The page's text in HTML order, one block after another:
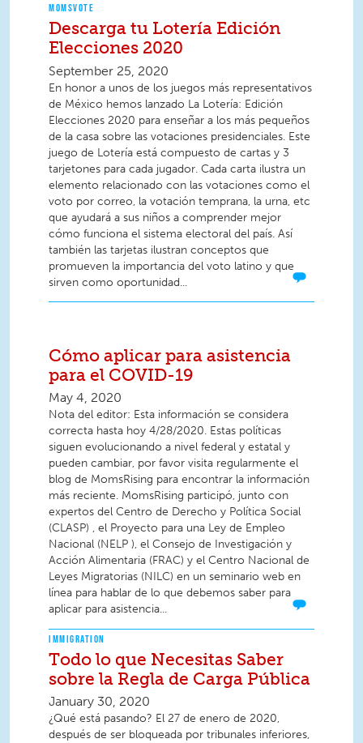
MOMSVOTE
Descarga tu Lotería Edición
Elecciones 2020
September 25, 2020
En honor a unos de los juegos más representativos
de México hemos lanzado La Lotería: Edición
Elecciones 2020 para enseñar a los más pequeños
de la casa sobre las votaciones presidenciales. Este
juego de Lotería está compuesto de cartas y 3
tarjetones para cada jugador. Cada carta ilustra un
elemento relacionado con las votaciones como el
voto por correo, la votación temprana, la urna, etc
que ayudará a sus niños a comprender mejor
cómo funciona el sistema electoral del país. Así
también las tarjetas ilustran conceptos que
promueven la importancia del voto latino y que
sirven como oportunidad...
Cómo aplicar para asistencia
para el COVID-19
May 4, 2020
Nota del editor: Esta información se considera
correcta hasta hoy 4/28/2020. Estas políticas
siguen evolucionando a nivel federal y estatal y
pueden cambiar, por favor visita regularmente el
blog de MomsRising para encontrar la información
más reciente. MomsRising participó, junto con
expertos del Centro de Derecho y Política Social
(CLASP) , el Proyecto para una Ley de Empleo
Nacional (NELP ), el Consejo de Investigación y
Acción Alimentaria (FRAC) y el Centro Nacional de
Leyes Migratorias (NILC) en un seminario web en
línea para hablar de lo que debemos saber para
aplicar para asistencia...
IMMIGRATION
Todo lo que Necesitas Saber
sobre la Regla de Carga Pública
January 30, 2020
¿Qué está pasando? El 27 de enero de 2020,
después de ser bloqueada por tribunales inferiores,